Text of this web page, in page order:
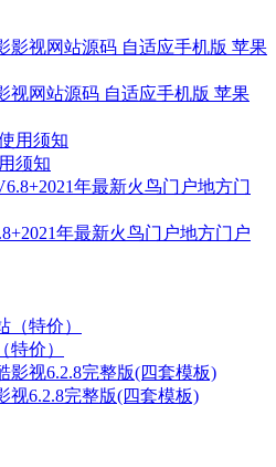
视网站源码 自适应手机版 苹果
须知
年最新火鸟门户地方门户
价）
视6.2.8完整版(四套模板)